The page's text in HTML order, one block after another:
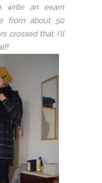
write an exam
from about 50
crossed that I'll